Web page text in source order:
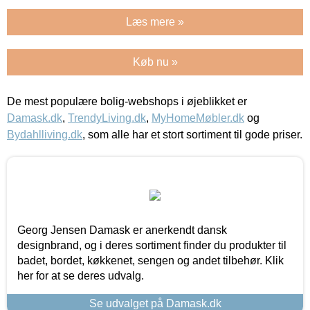
Læs mere »
Køb nu »
De mest populære bolig-webshops i øjeblikket er
Damask.dk, TrendyLiving.dk, MyHomeMøbler.dk og
Bydahlliving.dk, som alle har et stort sortiment til gode priser.
Georg Jensen Damask er anerkendt dansk
designbrand, og i deres sortiment finder du produkter til
badet, bordet, køkkenet, sengen og andet tilbehør. Klik
her for at se deres udvalg.
Se udvalget på Damask.dk